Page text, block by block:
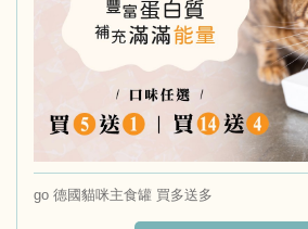
go 德國貓咪主食罐 買多送多